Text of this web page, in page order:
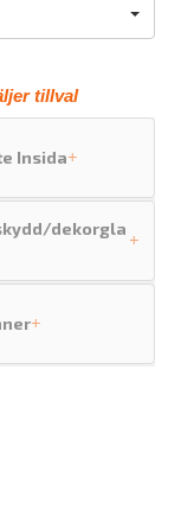
tillval
Insida+
dekorgla
+
+